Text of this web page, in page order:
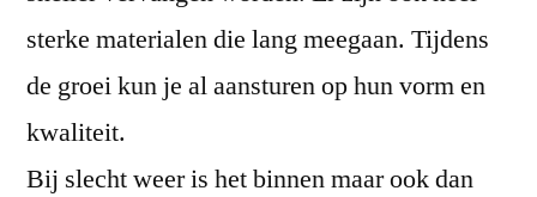
sterke materialen die lang meegaan. Tijdens
de groei kun je al aansturen op hun vorm en
kwaliteit.
Bij slecht weer is het binnen maar ook dan